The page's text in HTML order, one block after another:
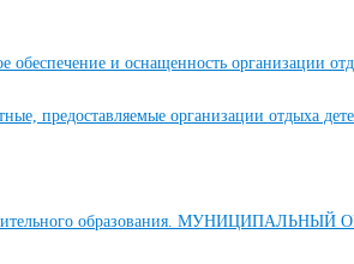
обеспечение и оснащенность организации
предоставляемые организации отдыха
образования.